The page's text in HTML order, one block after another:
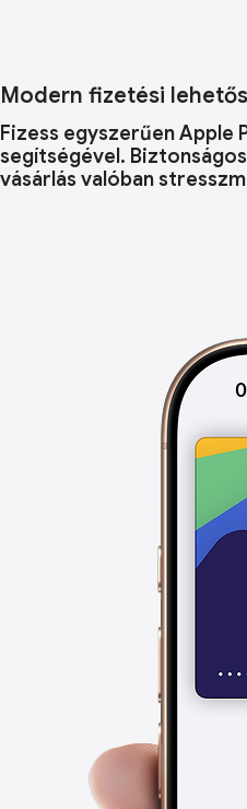
Modern fizetési
Fizess egyszerűen Apple
segítségével.
vásárlás valóban